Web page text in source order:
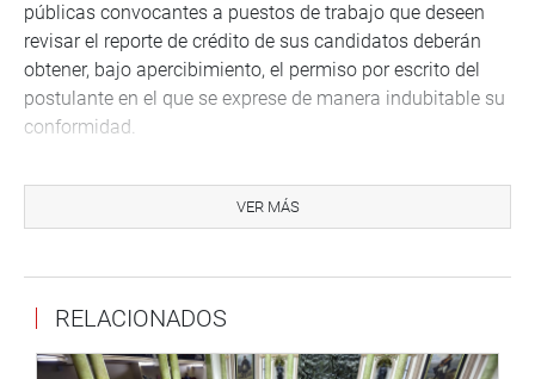
públicas convocantes a puestos de trabajo que deseen
revisar el reporte de crédito de sus candidatos deberán
obtener, bajo apercibimiento, el permiso por escrito del
postulante en el que se exprese de manera indubitable su
conformidad.
podrá ser causal de su exclusión o descalificación en
cualquier fase de la convocatoria, por constituirse en un
Se excluyen de los alcances de la presente disposición
Seguros y Administradoras Privadas de Fondos de
VER MÁS
RELACIONADOS